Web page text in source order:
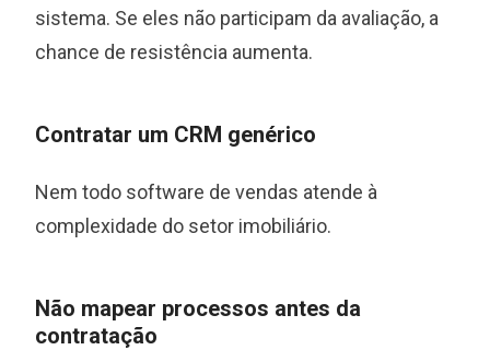
sistema. Se eles não participam da avaliação, a
chance de resistência aumenta.
Contratar um CRM genérico
Nem todo software de vendas atende à
complexidade do setor imobiliário.
Não mapear processos antes da
contratação